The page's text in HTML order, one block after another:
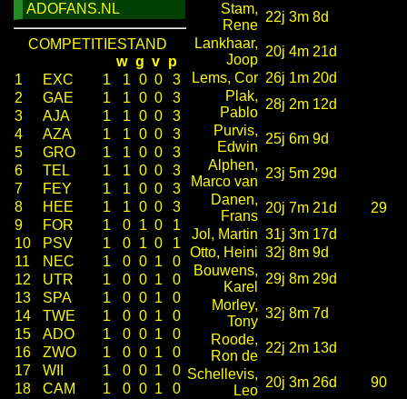
ADOFANS.NL
COMPETITIESTAND
w g v p
1
EXC 1 1 0 0
3
2
GAE 1 1 0 0
3
3
AJA 1 1 0 0
3
4
AZA 1 1 0 0
3
5
GRO 1 1 0 0
3
6
TEL 1 1 0 0
3
7
FEY 1 1 0 0
3
8
HEE 1 1 0 0
3
9
FOR 1 0 1 0
1
10
PSV 1 0 1 0
1
11
NEC 1 0 0 1
0
12
UTR 1 0 0 1
0
13
SPA 1 0 0 1
0
14
TWE 1 0 0 1
0
15
ADO 1 0 0 1
0
16
ZWO 1 0 0 1
0
17
WII 1 0 0 1
0
18
CAM 1 0 0 1 0
Stam,
Rene
22j 3m 8d
Lankhaar,
Joop
20j 4m 21d
Lems, Cor 26j 1m 20d
Plak,
Pablo
28j 2m 12d
Purvis,
Edwin
25j 6m 9d
Alphen,
Marco van
23j 5m 29d
Danen,
Frans
20j 7m 21d
29
Jol, Martin 31j 3m 17d
Otto, Heini 32j 8m 9d
Bouwens,
Karel
29j 8m 29d
Morley,
Tony
32j 8m 7d
Roode,
Ron de
22j 2m 13d
Schellevis,
Leo
20j 3m 26d 90